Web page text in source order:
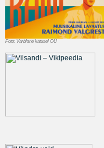
Foto: Varblane katusel OÜ